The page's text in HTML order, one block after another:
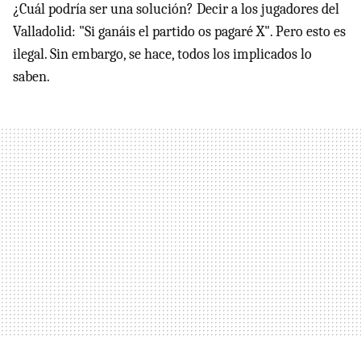
¿Cuál podría ser una solución? Decir a los jugadores del
Valladolid: "Si ganáis el partido os pagaré X". Pero esto es
ilegal. Sin embargo, se hace, todos los implicados lo
saben.